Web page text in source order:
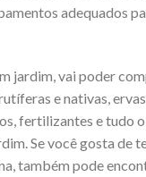
adequados
jardim, vai poder
e nativas,
fertilizantes e tudo
Se você gosta de
também pode